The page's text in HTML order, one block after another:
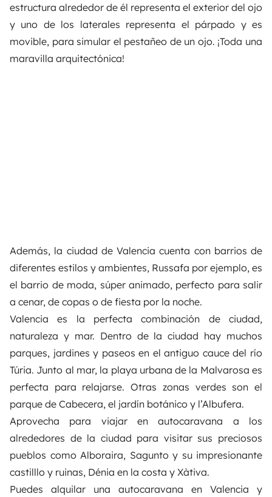
estructura alrededor de él representa el exterior del ojo
y uno de los laterales representa el párpado y es
movible, para simular el pestañeo de un ojo. ¡Toda una
maravilla arquitectónica!
Además, la ciudad de Valencia cuenta con barrios de
diferentes estilos y ambientes, Russafa por ejemplo, es
el barrio de moda, súper animado, perfecto para salir
a cenar, de copas o de fiesta por la noche.
Valencia es la perfecta combinación de ciudad,
naturaleza y mar. Dentro de la ciudad hay muchos
parques, jardines y paseos en el antiguo cauce del río
Túria. Junto al mar, la playa urbana de la Malvarosa es
perfecta para relajarse. Otras zonas verdes son el
parque de Cabecera, el jardín botánico y l’Albufera.
Aprovecha para viajar en autocaravana a los
alrededores de la ciudad para visitar sus preciosos
pueblos como Alboraira, Sagunto y su impresionante
castilllo y ruinas, Dénia en la costa y Xàtiva.
Puedes alquilar una autocaravana en Valencia y